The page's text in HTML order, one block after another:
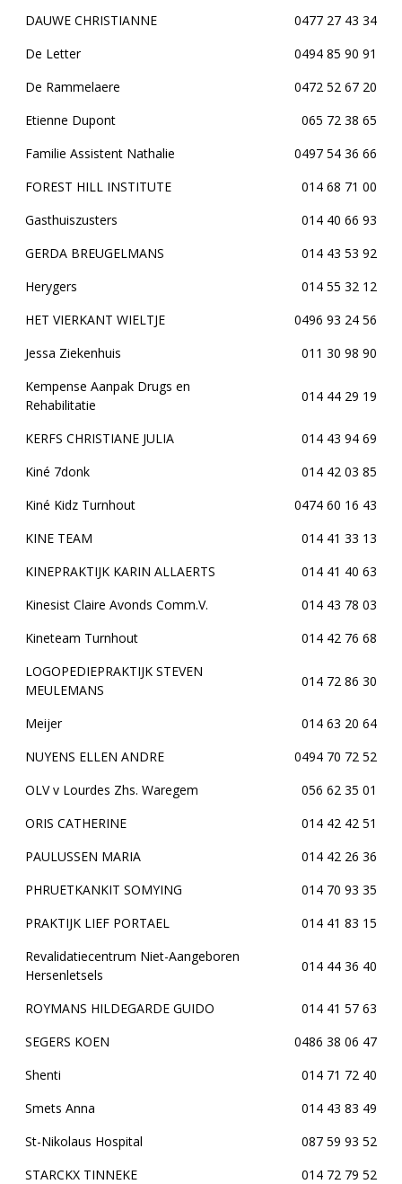
DAUWE CHRISTIANNE
0477 27 43 34
De Letter
0494 85 90 91
De Rammelaere
0472 52 67 20
Etienne Dupont
065 72 38 65
Familie Assistent Nathalie
0497 54 36 66
FOREST HILL INSTITUTE
014 68 71 00
Gasthuiszusters
014 40 66 93
GERDA BREUGELMANS
014 43 53 92
Herygers
014 55 32 12
HET VIERKANT WIELTJE
0496 93 24 56
Jessa Ziekenhuis
011 30 98 90
Kempense Aanpak Drugs en
Rehabilitatie
014 44 29 19
KERFS CHRISTIANE JULIA
014 43 94 69
Kiné 7donk
014 42 03 85
Kiné Kidz Turnhout
0474 60 16 43
KINE TEAM
014 41 33 13
KINEPRAKTIJK KARIN ALLAERTS
014 41 40 63
Kinesist Claire Avonds Comm.V.
014 43 78 03
Kineteam Turnhout
014 42 76 68
LOGOPEDIEPRAKTIJK STEVEN
MEULEMANS
014 72 86 30
Meijer
014 63 20 64
NUYENS ELLEN ANDRE
0494 70 72 52
OLV v Lourdes Zhs. Waregem
056 62 35 01
ORIS CATHERINE
014 42 42 51
PAULUSSEN MARIA
014 42 26 36
PHRUETKANKIT SOMYING
014 70 93 35
PRAKTIJK LIEF PORTAEL
014 41 83 15
Revalidatiecentrum Niet-Aangeboren
Hersenletsels
014 44 36 40
ROYMANS HILDEGARDE GUIDO
014 41 57 63
SEGERS KOEN
0486 38 06 47
Shenti
014 71 72 40
Smets Anna
014 43 83 49
St-Nikolaus Hospital
087 59 93 52
STARCKX TINNEKE
014 72 79 52